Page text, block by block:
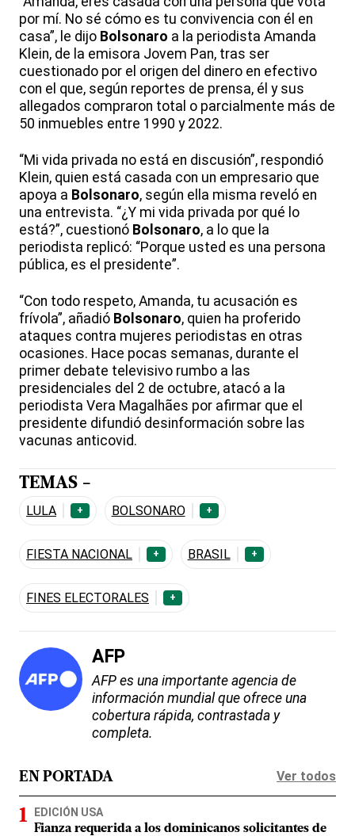
por mí. No sé cómo es tu convivencia con él en
casa”, le dijo Bolsonaro a la periodista Amanda
Klein, de la emisora Jovem Pan, tras ser
cuestionado por el origen del dinero en efectivo
con el que, según reportes de prensa, él y sus
allegados compraron total o parcialmente más de
50 inmuebles entre 1990 y 2022.
“Mi vida privada no está en discusión”, respondió
Klein, quien está casada con un empresario que
apoya a Bolsonaro, según ella misma reveló en
una entrevista. “¿Y mi vida privada por qué lo
está?”, cuestionó Bolsonaro, a lo que la
periodista replicó: “Porque usted es una persona
pública, es el presidente”.
“Con todo respeto, Amanda, tu acusación es
frívola”, añadió Bolsonaro, quien ha proferido
ataques contra mujeres periodistas en otras
ocasiones. Hace pocas semanas, durante el
primer debate televisivo rumbo a las
presidenciales del 2 de octubre, atacó a la
periodista Vera Magalhães por afirmar que el
presidente difundió desinformación sobre las
vacunas anticovid.
TEMAS -
LULA + BOLSONARO +
FIESTA NACIONAL + BRASIL +
FINES ELECTORALES +
AFP
AFP es una importante agencia de
información mundial que ofrece una
cobertura rápida, contrastada y
completa.
EN PORTADA Ver todos
EDICIÓN USA
Fianza requerida a los dominicanos solicitantes de